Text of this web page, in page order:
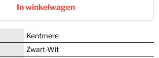
In winkelwagen
Kentmere
Zwart-Wit